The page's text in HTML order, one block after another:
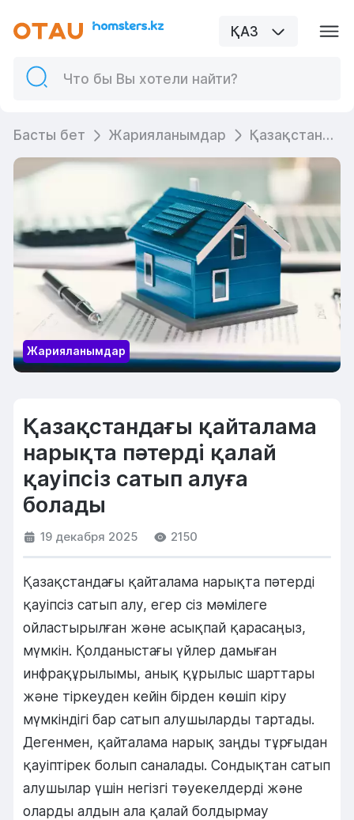
ҚАЗ
Басты бет Жарияланымдар Қазақстандағы қайталама нарықта пәтерді қалай қауіпсіз сатып алуға болады
Жарияланымдар
Қазақстандағы қайталама
нарықта пәтерді қалай
қауіпсіз сатып алуға
болады
19 декабря 2025 2150
Қазақстандағы қайталама нарықта пәтерді
қауіпсіз сатып алу, егер сіз мәмілеге
ойластырылған және асықпай қарасаңыз,
мүмкін. Қолданыстағы үйлер дамыған
инфрақұрылымы, анық құрылыс шарттары
және тіркеуден кейін бірден көшіп кіру
мүмкіндігі бар сатып алушыларды тартады.
Дегенмен, қайталама нарық заңды тұрғыдан
қауіптірек болып саналады. Сондықтан сатып
алушылар үшін негізгі тәуекелдерді және
оларды алдын ала қалай болдырмау